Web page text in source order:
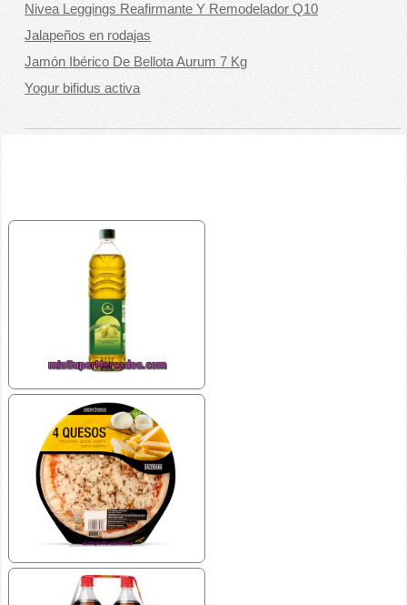
Nivea Leggings Reafirmante Y Remodelador Q10
Jalapeños en rodajas
Jamón Ibérico De Bellota Aurum 7 Kg
Yogur bifidus activa